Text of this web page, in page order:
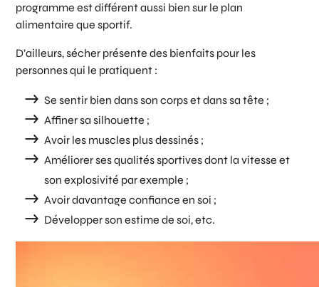
programme est différent aussi bien sur le plan
alimentaire que sportif.
D’ailleurs, sécher présente des bienfaits pour les
personnes qui le pratiquent :
Se sentir bien dans son corps et dans sa tête ;
Affiner sa silhouette ;
Avoir les muscles plus dessinés ;
Améliorer ses qualités sportives dont la vitesse et
son explosivité par exemple ;
Avoir davantage confiance en soi ;
Développer son estime de soi, etc.